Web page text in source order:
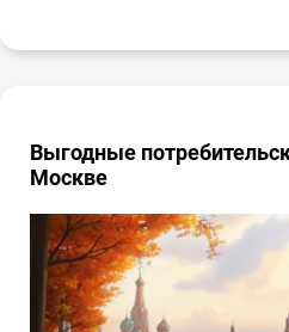
Выгодные
Москве